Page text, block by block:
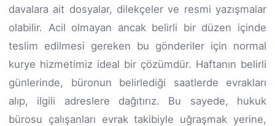
davalara ait dosyalar, dilekçeler ve resmi yazışmalar
olabilir. Acil olmayan ancak belirli bir düzen içinde
teslim edilmesi gereken bu gönderiler için normal
kurye hizmetimiz ideal bir çözümdür. Haftanın belirli
günlerinde, büronun belirlediği saatlerde evrakları
alıp, ilgili adreslere dağıtırız. Bu sayede, hukuk
bürosu çalışanları evrak takibiyle uğraşmak yerine,